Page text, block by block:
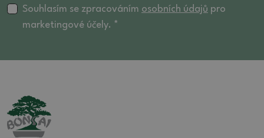
Souhlasím se zpracováním osobních údajů pro
marketingové účely. *